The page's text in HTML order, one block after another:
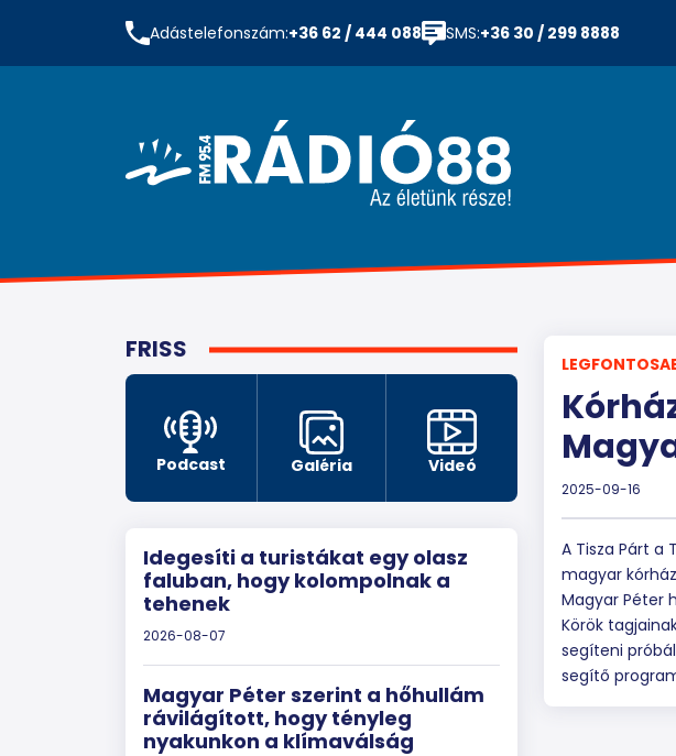
Adástelefonszám:+36 62 / 444 088 SMS:+36 30 / 299 8888
FRISS
Podcast Galéria Videó
Idegesíti a turistákat egy olasz
faluban, hogy kolompolnak a
tehenek
2026-08-07
Magyar Péter szerint a hőhullám
rávilágított, hogy tényleg
nyakunkon a klímaválság
2025-09-16
A Tisza Párt a
magyar
Magyar Péter
Körök
segíteni
segítő